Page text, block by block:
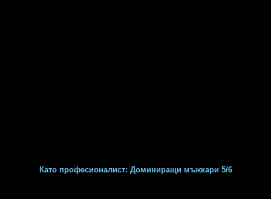
Като професионалист: Доминиращи мъжкари 5/6